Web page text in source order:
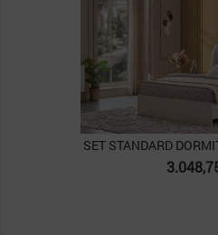
SET STANDARD
Pret